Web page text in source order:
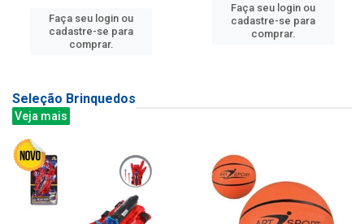
Faça seu login ou
cadastre-se para
comprar.
Faça seu login ou
cadastre-se para
comprar.
Seleção Brinquedos
Veja mais